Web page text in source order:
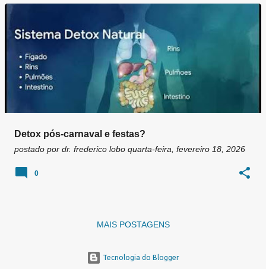
g
Detox pós-carnaval e festas?
postado por dr. frederico lobo quarta-feira, fevereiro 18, 2026
0
MAIS POSTAGENS
Tecnologia do Blogger